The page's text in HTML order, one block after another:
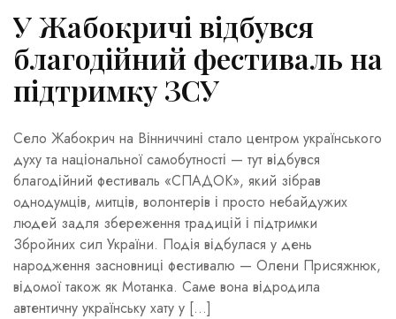
У Жабокричі відбувся
благодійний фестиваль на
підтримку ЗСУ
Село Жабокрич на Вінниччині стало центром українського
духу та національної самобутності — тут відбувся
благодійний фестиваль «СПАДОК», який зібрав
однодумців, митців, волонтерів і просто небайдужих
людей задля збереження традицій і підтримки
Збройних сил України. Подія відбулася у день
народження засновниці фестивалю — Олени Присяжнюк,
відомої також як Мотанка. Саме вона відродила
автентичну українську хату у […]